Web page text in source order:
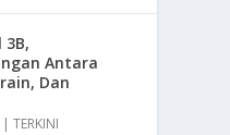
3B,
Antara
Dan
|TERKINI